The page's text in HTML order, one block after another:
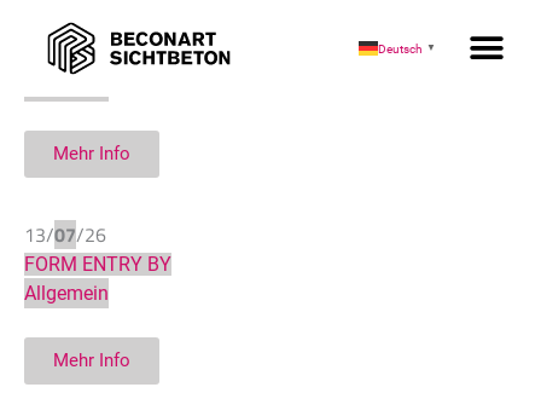
Deutsch ▼
03/08/26
FORM ENTRY BY
Mehr Info
13/07/26
FORM ENTRY BY
Allgemein
Mehr Info